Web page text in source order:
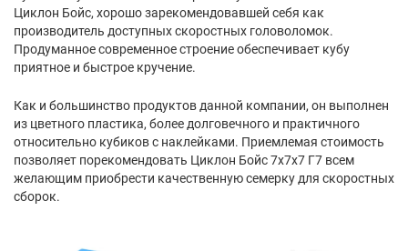
Циклон Бойс, хорошо зарекомендовавшей себя как
производитель доступных скоростных головоломок.
Продуманное современное строение обеспечивает кубу
приятное и быстрое кручение.
Как и большинство продуктов данной компании, он выполнен
из цветного пластика, более долговечного и практичного
относительно кубиков с наклейками. Приемлемая стоимость
позволяет порекомендовать Циклон Бойс 7х7х7 Г7 всем
желающим приобрести качественную семерку для скоростных
сборок.